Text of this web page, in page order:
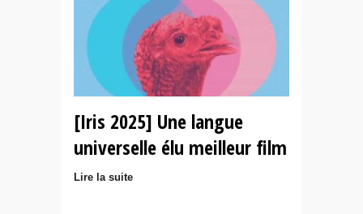
[Iris 2025] Une langue
universelle élu meilleur film
Lire la suite